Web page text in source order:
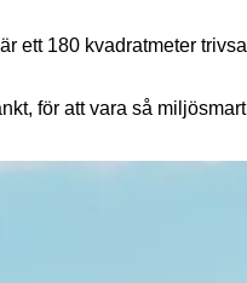
180 kvadratmeter
för att vara så